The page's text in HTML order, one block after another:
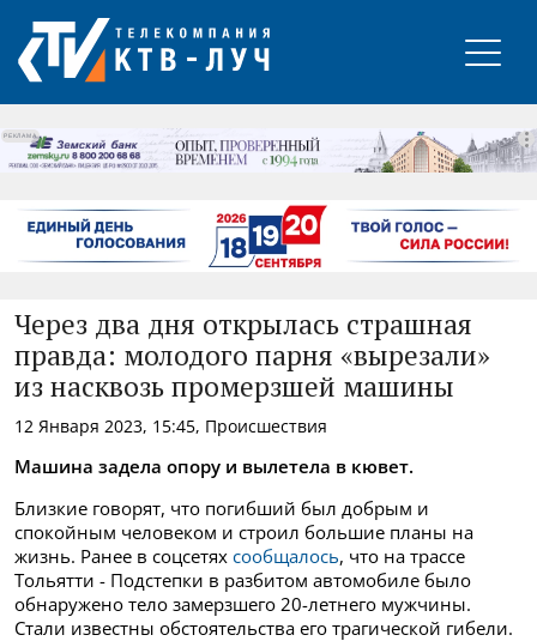
РЕКЛАМА
Через два дня открылась страшная
правда: молодого парня «вырезали»
из насквозь промерзшей машины
12 Января 2023, 15:45, Происшествия
Машина задела опору и вылетела в кювет.
Близкие говорят, что погибший был добрым и
спокойным человеком и строил большие планы на
жизнь. Ранее в соцсетях сообщалось, что на трассе
Тольятти - Подстепки в разбитом автомобиле было
обнаружено тело замерзшего 20-летнего мужчины.
Стали известны обстоятельства его трагической гибели.